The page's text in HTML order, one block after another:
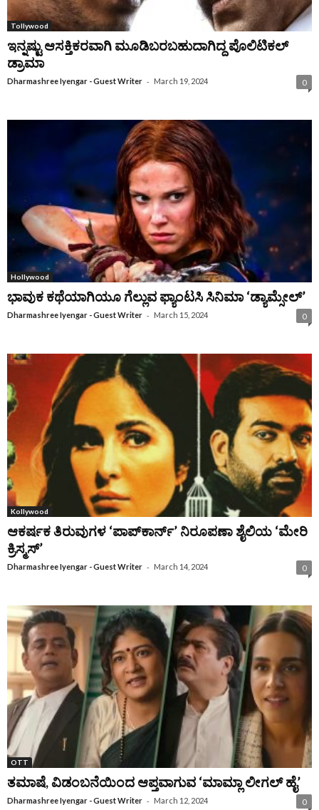
Tollywood
ಇನ್ನಷ್ಟು ಆಸಕ್ತಿಕರವಾಗಿ ಮೂಡಿಬರಬಹುದಾಗಿದ್ದ ಪೊಲಿಟಿಕಲ್‌
ಡ್ರಾಮಾ
Dharmashree Iyengar - Guest Writer - March 19, 2024 0
Hollywood
ಭಾವುಕ ಕಥೆಯಾಗಿಯೂ ಗೆಲ್ಲುವ ಫ್ಯಾಂಟಸಿ ಸಿನಿಮಾ ‘ಡ್ಯಾಮ್ಸೇಲ್’
Dharmashree Iyengar - Guest Writer - March 15, 2024 0
Kollywood
ಆಕರ್ಷಕ ತಿರುವುಗಳ ‘ಪಾಪ್‌ಕಾರ್ನ್‌’ ನಿರೂಪಣಾ ಶೈಲಿಯ ‘ಮೇರಿ
ಕ್ರಿಸ್ಮಸ್‌’
Dharmashree Iyengar - Guest Writer - March 14, 2024 0
OTT
ತಮಾಷೆ, ವಿಡಂಬನೆಯಿಂದ ಆಪ್ತವಾಗುವ ‘ಮಾಮ್ಲಾ ಲೀಗಲ್ ಹೈ’
Dharmashree Iyengar - Guest Writer - March 12, 2024 0